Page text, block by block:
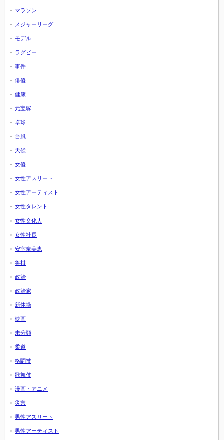
マラソン
メジャーリーグ
モデル
ラグビー
事件
俳優
健康
元宝塚
卓球
台風
天候
女優
女性アスリート
女性アーティスト
女性タレント
女性文化人
女性社長
安室奈美恵
将棋
政治
政治家
新体操
映画
未分類
柔道
格闘技
歌舞伎
漫画・アニメ
災害
男性アスリート
男性アーティスト